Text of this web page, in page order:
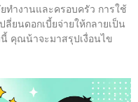
ทำงานและครอบครัว การใช้
ยนดอกเบี้ยจ่ายให้กลายเป็น
คุณน้าจะมาสรุปเงื่อนไข